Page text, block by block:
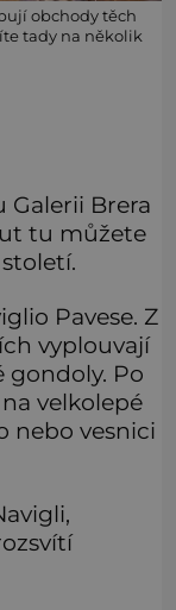
obchody těch
tady na několik
Galerii Brera
tu můžete
Pavese. Z
vyplouvají
gondoly. Po
velkolepé
nebo vesnici